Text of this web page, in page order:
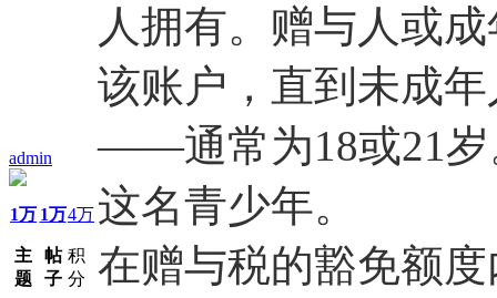
admin
1万
主
题
1万
帖
子
4万
积
分
人拥有。赠与人或
该账户，直到未成
——通常为18或21岁
这名青少年。
在赠与税的豁免额